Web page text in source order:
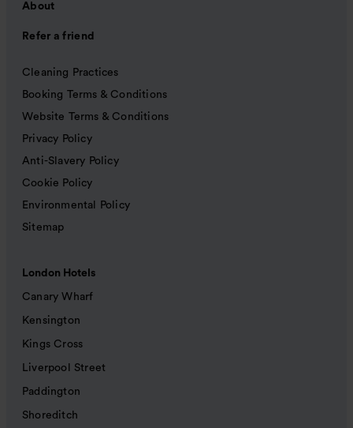
About
Refer a friend
Cleaning Practices
Booking Terms & Conditions
Website Terms & Conditions
Privacy Policy
Anti-Slavery Policy
Cookie Policy
Environmental Policy
Sitemap
London Hotels
Canary Wharf
Kensington
Kings Cross
Liverpool Street
Paddington
Shoreditch